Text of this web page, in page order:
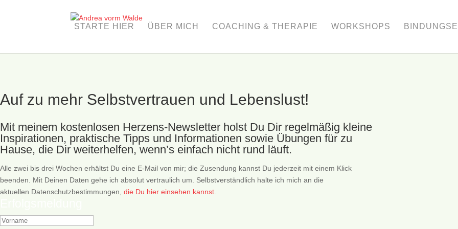
STARTE HIER ÜBER MICH COACHING & THERAPIE WORKSHOPS
Auf zu mehr Selbstvertrauen und Lebenslust!
Mit meinem kostenlosen Herzens-Newsletter holst Du Dir regelmäßig kleine
Inspirationen, praktische Tipps und Informationen sowie Übungen für zu
Hause, die Dir weiterhelfen, wenn’s einfach nicht rund läuft.
Alle zwei bis drei Wochen erhältst Du eine E-Mail von mir; die Zusendung kannst Du jederzeit mit einem Klick
beenden. Mit Deinen Daten gehe ich absolut vertraulich um. Selbstverständlich halte ich mich an die
aktuellen Datenschutzbestimmungen, die Du hier einsehen kannst